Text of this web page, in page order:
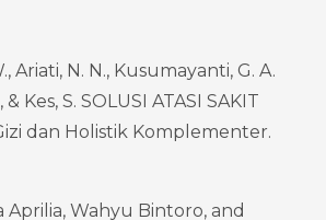
Ariati, N. N., Kusumayanti, G. A.
& Kes, S. SOLUSI ATASI SAKIT
dan Holistik Komplementer.
Aprilia, Wahyu Bintoro, and